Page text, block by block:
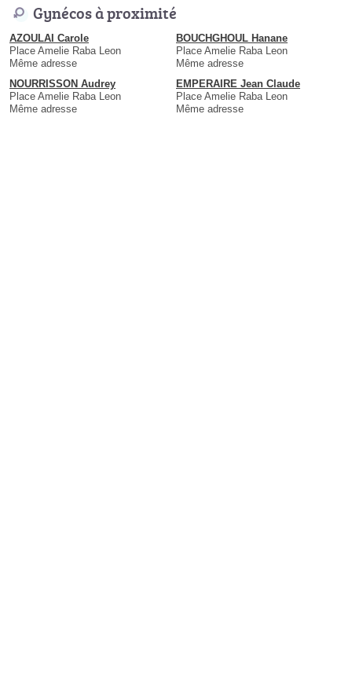
Gynécos à proximité
AZOULAI Carole
Place Amelie Raba Leon
Même adresse
BOUCHGHOUL Hanane
Place Amelie Raba Leon
Même adresse
NOURRISSON Audrey
Place Amelie Raba Leon
Même adresse
EMPERAIRE Jean Claude
Place Amelie Raba Leon
Même adresse